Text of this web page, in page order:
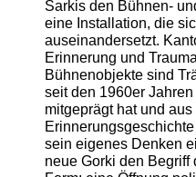
Sarkis den Bühnen-
eine Installation, die
auseinandersetzt.
Erinnerung und
Bühnenobjekte sind
seit den 1960er
mitgeprägt hat und
sein eigenes Denken
neue Gorki den